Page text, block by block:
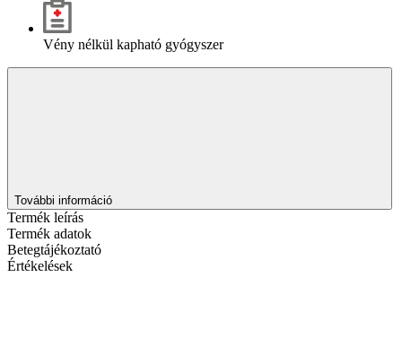
Vény nélkül kapható gyógyszer
További információ
Termék leírás
Termék adatok
Betegtájékoztató
Értékelések